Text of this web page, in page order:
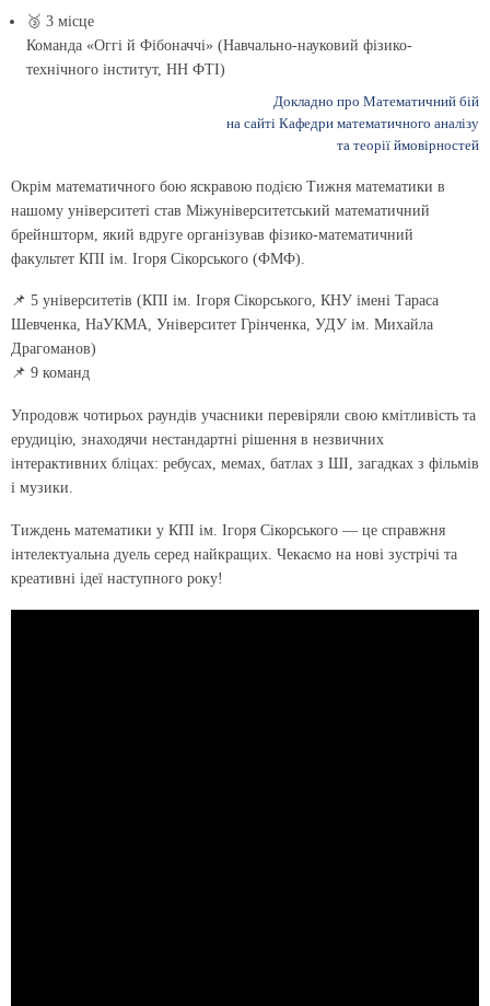
🥉 3 місце
Команда «Оггі й Фібоначчі» (Навчально-науковий фізико-
технічного інститут, НН ФТІ)
Докладно про Математичний бій
на сайті Кафедри математичного аналізу
та теорії ймовірностей
Окрім математичного бою яскравою подією Тижня математики в
нашому університеті став Міжуніверситетський математичний
брейншторм, який вдруге організував фізико-математичний
факультет КПІ ім. Ігоря Сікорського (ФМФ).
📌 5 університетів (КПІ ім. Ігоря Сікорського, КНУ імені Тараса
Шевченка, НаУКМА, Університет Грінченка, УДУ ім. Михайла
Драгоманов)
📌 9 команд
Упродовж чотирьох раундів учасники перевіряли свою кмітливість та
ерудицію, знаходячи нестандартні рішення в незвичних
інтерактивних бліцах: ребусах, мемах, батлах з ШІ, загадках з фільмів
і музики.
Тиждень математики у КПІ ім. Ігоря Сікорського — це справжня
інтелектуальна дуель серед найкращих. Чекаємо на нові зустрічі та
креативні ідеї наступного року!